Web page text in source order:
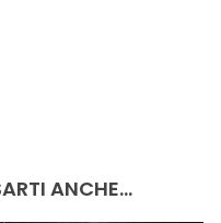
ANCHE...